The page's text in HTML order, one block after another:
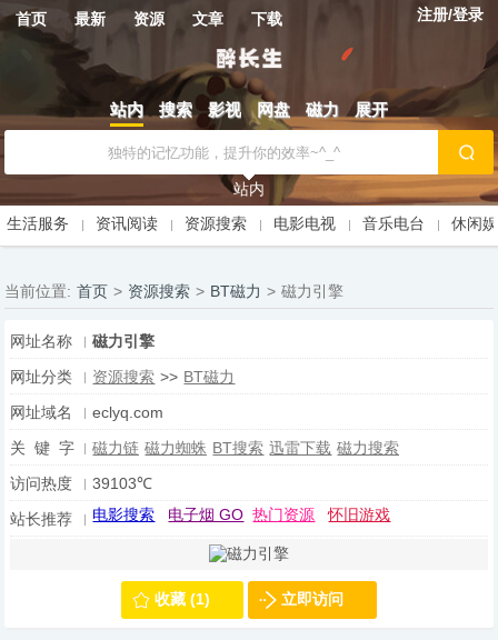
首页 最新 资源 文章 下载 注册/登录
站内 搜索 影视 网盘 磁力 展开
站内
生活服务
资讯阅读 资源搜索 电影电视 音乐电台 休闲
当前位置: 首页 > 资源搜索 > BT磁力 > 磁力引擎
网址名称
磁力引擎
网址分类
资源搜索 >> BT磁力
网址域名
eclyq.com
关 键 字
磁力链 磁力蜘蛛 BT搜索 迅雷下载 磁力搜索
访问热度
39103℃
站长推荐
电影搜索 电子烟 GO 热门资源 怀旧游戏
收藏 (1) 立即访问